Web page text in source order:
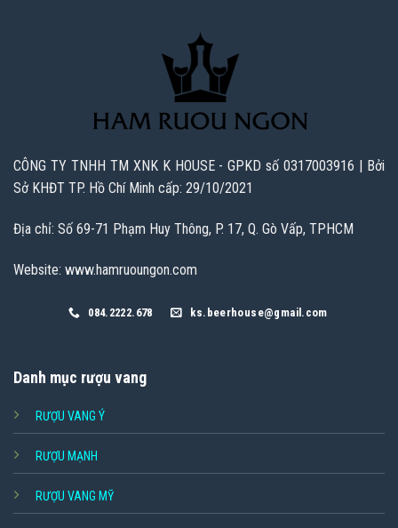
CÔNG TY TNHH TM XNK K HOUSE - GPKD số 0317003916 | Bởi
Sở KHĐT TP. Hồ Chí Minh cấp: 29/10/2021
Địa chỉ: Số 69-71 Phạm Huy Thông, P. 17, Q. Gò Vấp, TPHCM
Website: www.hamruoungon.com
084.2222.678 ks.beerhouse@gmail.com
Danh mục rượu vang
RƯỢU VANG Ý
RƯỢU MẠNH
RƯỢU VANG MỸ